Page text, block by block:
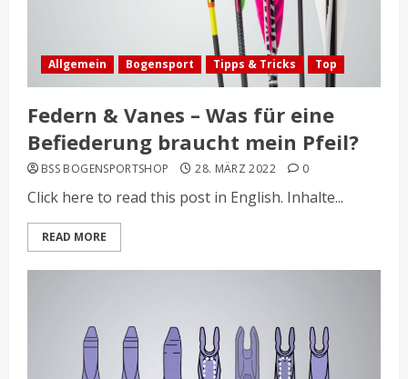
Allgemein Bogensport Tipps & Tricks Top
Federn & Vanes – Was für eine
Befiederung braucht mein Pfeil?
BSS BOGENSPORTSHOP 28. MÄRZ 2022 0
Click here to read this post in English. Inhalte...
READ MORE